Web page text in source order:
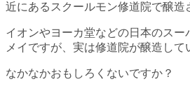
近にあるスクールモン修道院で醸造
イオンやヨーカ堂などの日本のスー
メイですが、実は修道院が醸造して
なかなかおもしろくないですか？